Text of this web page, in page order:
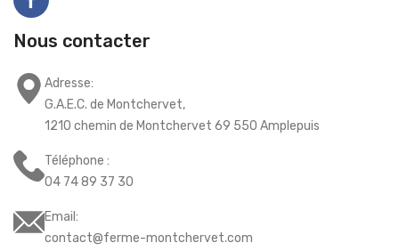
Nous contacter
Adresse:
G.A.E.C. de Montchervet,
1210 chemin de Montchervet 69 550 Amplepuis
Téléphone :
04 74 89 37 30
Email:
contact@ferme-montchervet.com